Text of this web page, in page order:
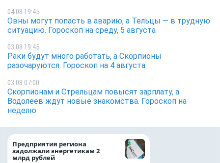
04.08 19:45
Овны могут попасть в аварию, а Тельцы — в трудную
ситуацию. Гороскоп на среду, 5 августа
03.08 19:45
Раки будут много работать, а Скорпионы
разочаруются. Гороскоп на 4 августа
03.08 07:00
Скорпионам и Стрельцам повысят зарплату, а
Водолеев ждут новые знакомства. Гороскоп на
неделю
Предприятия региона
задолжали энергетикам 2
млрд рублей